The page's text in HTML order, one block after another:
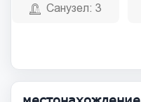
Санузел: 3